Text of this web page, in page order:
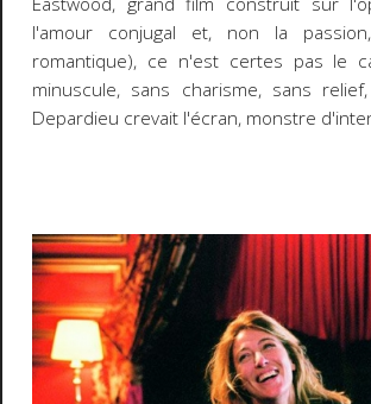
l'amour conjugal et, non la
romantique), ce n'est certes pas le
minuscule, sans charisme, sans
Depardieu crevait l'écran, monstre